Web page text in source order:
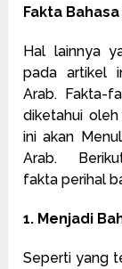
Fakta
Hal lainnya
pada artikel
Arab. Fakta-
diketahui
ini akan
Arab.
fakta perihal
1. Menjadi
Seperti yang